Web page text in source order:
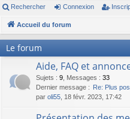
ac
co
ur
or
u
Rechercher Connexion
Accueil du forum
Le forum
Aide, FAQ et
Sujets : 9 Messages : 33
Dernier message : Re: Plus
par oli55 , 18 févr. 2023, 17:42